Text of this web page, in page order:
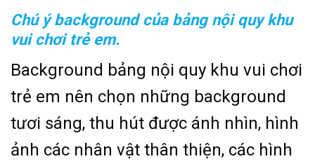
Chú ý background của bảng nội quy khu
vui chơi trẻ em.
Background bảng nội quy khu vui chơi
trẻ em nên chọn những background
tươi sáng, thu hút được ánh nhìn, hình
ảnh các nhân vật thân thiện, các hình